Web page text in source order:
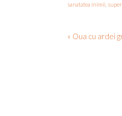
sanatatea inimii
« Oua cu ardei